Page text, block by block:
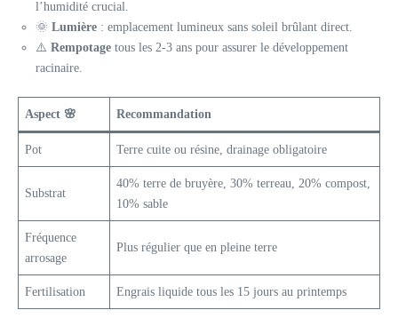
l’humidité crucial.
🌞 Lumière : emplacement lumineux sans soleil brûlant direct.
⚠️ Rempotage tous les 2-3 ans pour assurer le développement
racinaire.
Aspect 🌸 Recommandation
Pot Terre cuite ou résine, drainage obligatoire
Substrat
40% terre de bruyère, 30% terreau, 20% compost,
10% sable
Fréquence
arrosage
Plus régulier que en pleine terre
Fertilisation Engrais liquide tous les 15 jours au printemps